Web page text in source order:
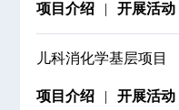
项目介绍 开展活动
儿科消化学基层项目
项目介绍 开展活动